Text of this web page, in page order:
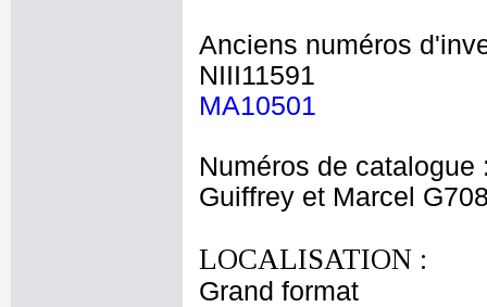
Anciens numéros
NIII11591
MA10501
Numéros de catalogue
Guiffrey et Marcel
LOCALISATION :
Grand format